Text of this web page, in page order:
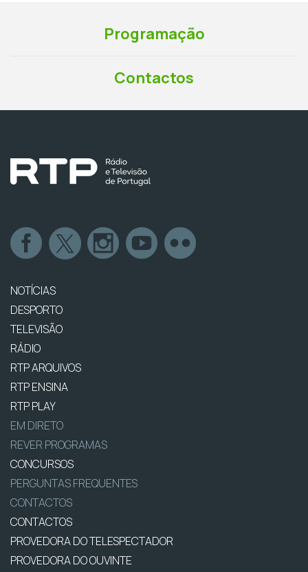
Programação
Contactos
NOTÍCIAS
DESPORTO
TELEVISÃO
RÁDIO
RTP ARQUIVOS
RTP ENSINA
RTP PLAY
EM DIRETO
REVER PROGRAMAS
CONCURSOS
PERGUNTAS FREQUENTES
CONTACTOS
CONTACTOS
PROVEDORA DO TELESPECTADOR
PROVEDORA DO OUVINTE